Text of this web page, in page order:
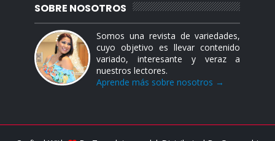
SOBRE NOSOTROS
Somos una revista de variedades,
cuyo objetivo es llevar contenido
variado, interesante y veraz a
nuestros lectores.
Aprende más sobre nosotros →